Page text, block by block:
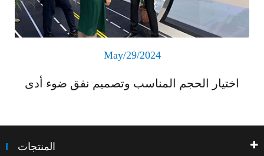
May/29/2024
اختيار الحجم المناسب وتصميم نفق ضوء أدى
المنتجات